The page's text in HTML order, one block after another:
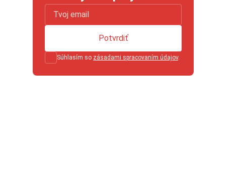
Súhlasím so zásadami spracovaním údajov.
Potvrdiť